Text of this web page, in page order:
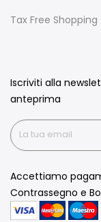
Tax Free Shopping
Iscriviti alla
anteprima
Accettiamo
Contrassegno e